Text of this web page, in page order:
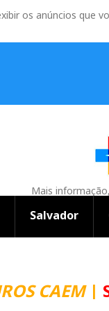
os anúncios que
Mais
Salvador
CAEM|